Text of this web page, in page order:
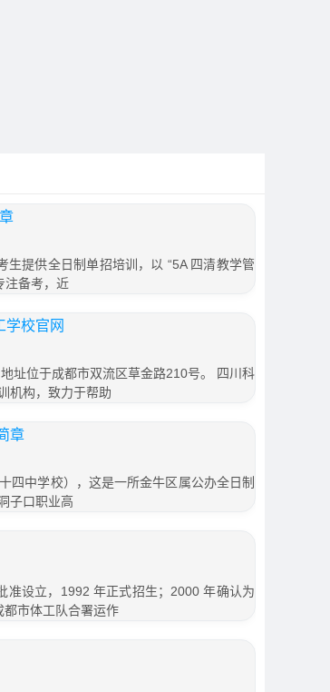
提供全日制单招培训，以 “5A 四清教学管
注备考，近
学校官网
址位于成都市双流区草金路210号。 四川科
机构，致力于帮助
章
四中学校），这是一所金牛区属公办全日制
子口职业高
准设立，1992 年正式招生；2000 年确认为
市体工队合署运作